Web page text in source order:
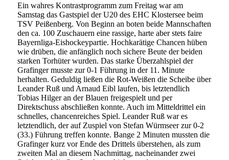
Ein wahres Kontrastprogramm zum Freitag war am
Samstag das Gastspiel der U20 des EHC Klostersee beim
TSV Peißenberg. Von Beginn an boten beide Mannschaften
den ca. 100 Zuschauern eine rassige, harte aber stets faire
Bayernliga-Eishockeypartie. Hochkarätige Chancen hüben
wie drüben, die anfänglich noch sichere Beute der beiden
starken Torhüter wurden. Das starke Überzahlspiel der
Grafinger musste zur 0-1 Führung in der 11. Minute
herhalten. Geduldig ließen die Rot-Weißen die Scheibe über
Leander Ruß und Arnaud Eibl laufen, bis letztendlich
Tobias Hilger an der Blauen freigespielt und per
Direktschuss abschließen konnte. Auch im Mitteldrittel ein
schnelles, chancenreiches Spiel. Leander Ruß war es
letztendlich, der auf Zuspiel von Stefan Würmseer zur 0-2
(33.) Führung treffen konnte. Bange 2 Minuten mussten die
Grafinger kurz vor Ende des Drittels überstehen, als zum
zweiten Mal an diesem Nachmittag, nacheinander zwei